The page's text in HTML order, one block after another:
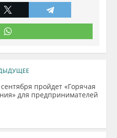
пройдет «Горячая
для предпринимателей